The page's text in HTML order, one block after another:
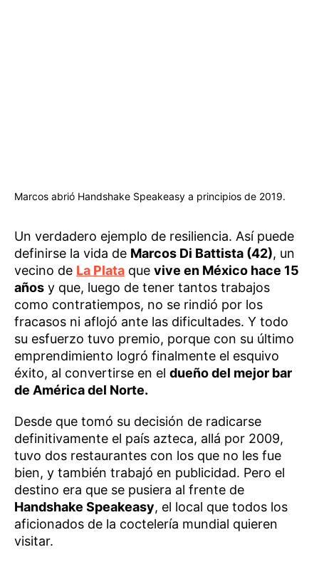
Marcos abrió Handshake Speakeasy a principios de 2019.
Un verdadero ejemplo de resiliencia. Así puede
definirse la vida de Marcos Di Battista (42), un
vecino de La Plata que vive en México hace 15
años y que, luego de tener tantos trabajos
como contratiempos, no se rindió por los
fracasos ni aflojó ante las dificultades. Y todo
su esfuerzo tuvo premio, porque con su último
emprendimiento logró finalmente el esquivo
éxito, al convertirse en el dueño del mejor bar
de América del Norte.
Desde que tomó su decisión de radicarse
definitivamente el país azteca, allá por 2009,
tuvo dos restaurantes con los que no les fue
bien, y también trabajó en publicidad. Pero el
destino era que se pusiera al frente de
Handshake Speakeasy, el local que todos los
aficionados de la coctelería mundial quieren
visitar.